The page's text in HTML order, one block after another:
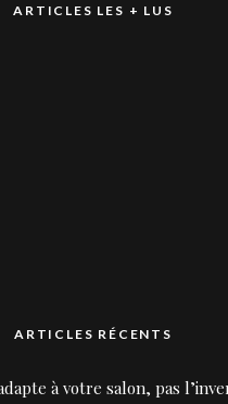
ARTICLES LES + LUS
ARTICLES RÉCENTS
à votre salon, pas